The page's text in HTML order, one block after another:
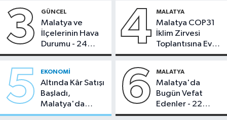
3 GÜNCEL
Malatya ve
İlçelerinin Hava
Durumu - 24
Temmuz 2026
4 MALATYA
Malatya COP31
İklim Zirvesi
Toplantısına Ev
Sahipliği Yaptı
5 EKONOMI
Altında Kâr Satışı
Başladı,
Malatya'da
Makas Ne
6 MALATYA
Malatya'da
Bugün Vefat
Edenler - 22
Temmuz 2026